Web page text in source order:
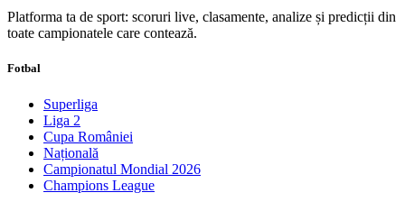
Platforma ta de sport: scoruri live, clasamente, analize și predicții din
toate campionatele care contează.
Fotbal
Superliga
Liga 2
Cupa României
Națională
Campionatul Mondial 2026
Champions League